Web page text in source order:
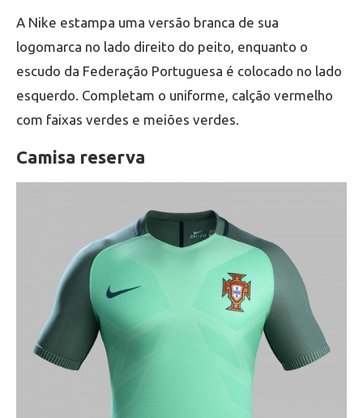
A Nike estampa uma versão branca de sua
logomarca no lado direito do peito, enquanto o
escudo da Federação Portuguesa é colocado no lado
esquerdo. Completam o uniforme, calção vermelho
com faixas verdes e meiões verdes.
Camisa reserva